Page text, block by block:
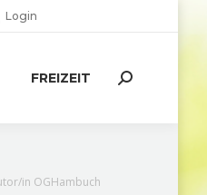
Login
FREIZEIT Search:
sich hier:
in OGHambuch